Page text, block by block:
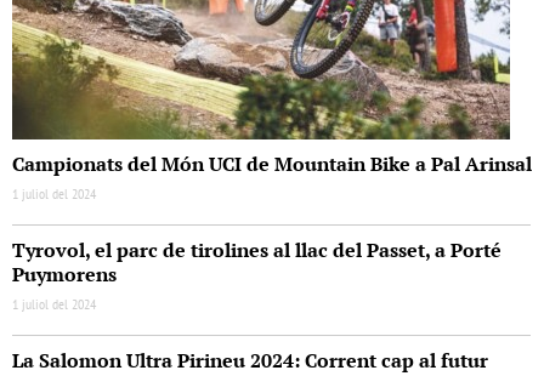
Campionats del Món UCI de Mountain Bike a Pal Arinsal
1 juliol del 2024
Tyrovol, el parc de tirolines al llac del Passet, a Porté
Puymorens
1 juliol del 2024
La Salomon Ultra Pirineu 2024: Corrent cap al futur